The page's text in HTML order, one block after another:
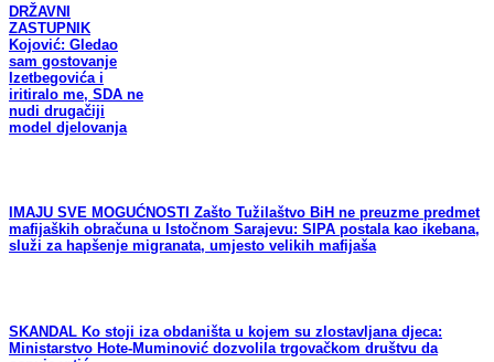
DRŽAVNI
ZASTUPNIK
Kojović: Gledao
sam gostovanje
Izetbegovića i
iritiralo me, SDA ne
nudi drugačiji
model djelovanja
IMAJU SVE MOGUĆNOSTI Zašto Tužilaštvo BiH ne preuzme predmet
mafijaških obračuna u Istočnom Sarajevu: SIPA postala kao ikebana,
služi za hapšenje migranata, umjesto velikih mafijaša
SKANDAL Ko stoji iza obdaništa u kojem su zlostavljana djeca:
Ministarstvo Hote-Muminović dozvolila trgovačkom društvu da